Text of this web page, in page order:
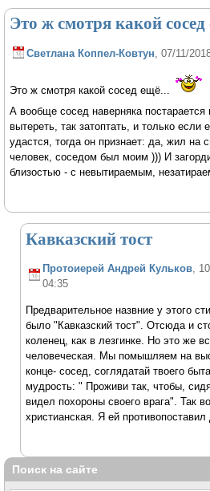
Это ж смотря какой
Светлана Коппел-Ковтун , 07/11/
Это ж смотря какой сосед ещё...
А вообще сосед наверняка постарается
вытереть, так затоптать, и только если
удастся, тогда он признает: да, жил на
человек, соседом был моим ))) И
близостью - с невытираемым,
Кавказский тост
Протоиерей Андрей Кульков,
04:35
Предварительное назвние у этого
было "Кавказский тост". Отсюда и
коленец, как в лезгинке. Но это же
человеческая. Мы помышляем на
конце- сосед, соглядатай твоего
мудрость: " Проживи так, чтобы,
видел похороны своего врага". Так
христианская. Я ей противопоставил
Поиск на сайте